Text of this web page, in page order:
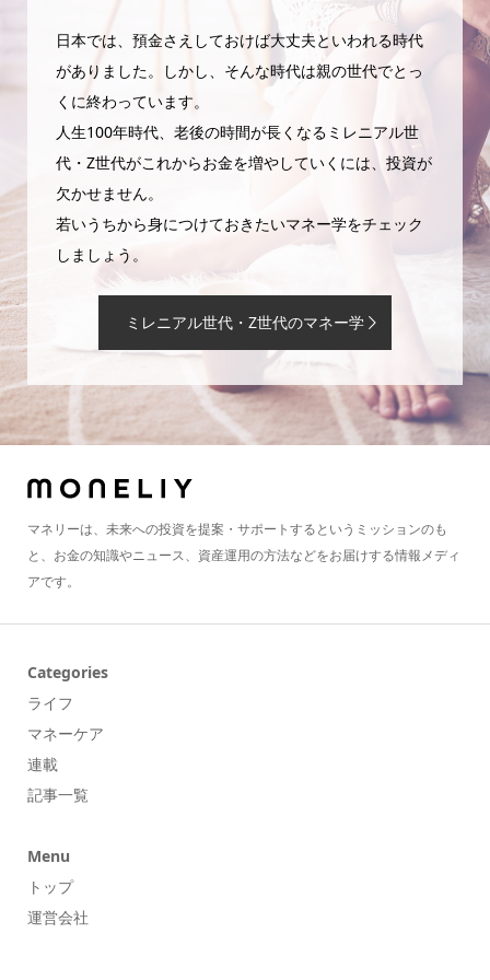
日本では、預金さえしておけば大丈夫といわれる時代
がありました。しかし、そんな時代は親の世代でとっ
くに終わっています。
人生100年時代、老後の時間が長くなるミレニアル世
代・Z世代がこれからお金を増やしていくには、投資が
欠かせません。
若いうちから身につけておきたいマネー学をチェック
しましょう。
ミレニアル世代・Z世代のマネー学
マネリーは、未来への投資を提案・サポートするというミッションのも
と、お金の知識やニュース、資産運用の方法などをお届けする情報メディ
アです。
Categories
ライフ
マネーケア
連載
記事一覧
Menu
トップ
運営会社